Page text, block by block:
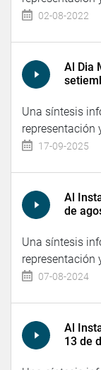
02-08-2022
Al Dia
Una síntesis
representación
17-09-2025
Al
de
Una síntesis
representación
07-08-2024
Al
13 de